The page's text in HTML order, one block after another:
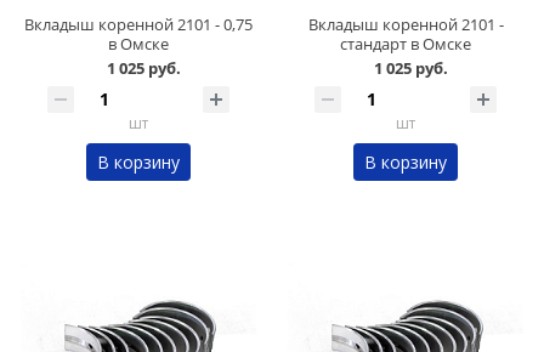
Вкладыш коренной 2101 - 0,75
в Омске
1 025 руб.
шт
В корзину
Вкладыш коренной 2101 -
стандарт в Омске
1 025 руб.
шт
В корзину